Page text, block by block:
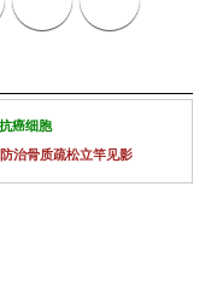
癌细胞
治骨质疏松立竿见影